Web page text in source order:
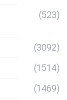
(523)
(3092)
(1514)
(1469)